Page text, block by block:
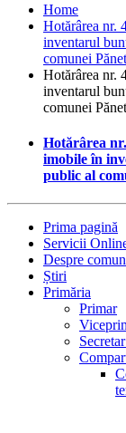
Home
Hotărârea nr.
inventarul
comunei Pănet
Hotărârea nr.
inventarul
comunei Pănet
Hotărârea
imobile în
public al
Prima pagină
Servicii
Despre
Știri
Primăria
Primar